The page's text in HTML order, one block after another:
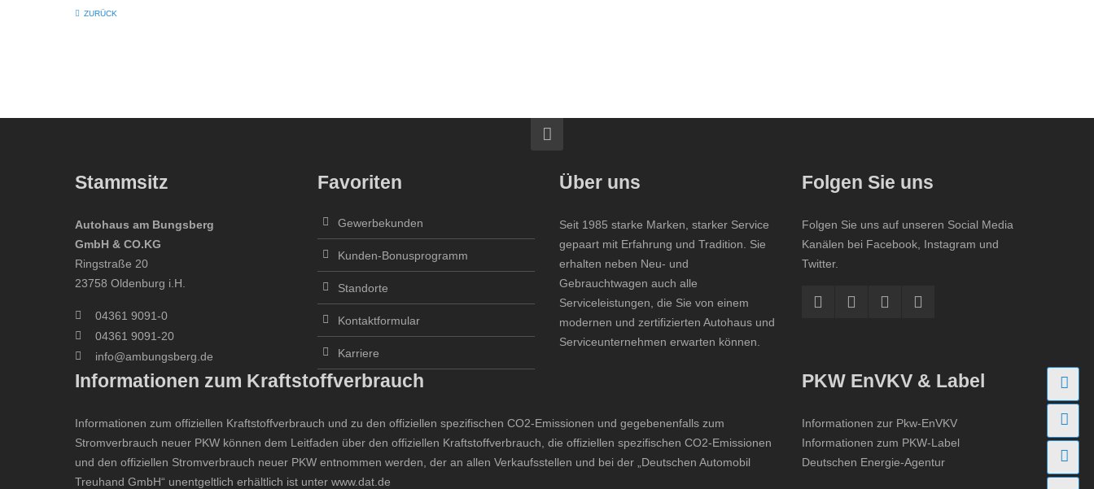
ZURÜCK
Stammsitz
Autohaus am Bungsberg
GmbH & CO.KG
Ringstraße 20
23758 Oldenburg i.H.
04361 9091-0
04361 9091-20
info@ambungsberg.de
Favoriten
Gewerbekunden
Kunden-Bonusprogramm
Standorte
Kontaktformular
Karriere
Über uns
Seit 1985 starke Marken, starker Service
gepaart mit Erfahrung und Tradition. Sie
erhalten neben Neu- und
Gebrauchtwagen auch alle
Serviceleistungen, die Sie von einem
modernen und zertifizierten Autohaus und
Serviceunternehmen erwarten können.
Folgen Sie uns
Folgen Sie uns auf unseren Social Media
Kanälen bei Facebook, Instagram und
Twitter.
Informationen zum Kraftstoffverbrauch
Informationen zum offiziellen Kraftstoffverbrauch und zu den offiziellen spezifischen CO2-Emissionen und gegebenenfalls zum
Stromverbrauch neuer PKW können dem Leitfaden über den offiziellen Kraftstoffverbrauch, die offiziellen spezifischen CO2-Emissionen
und den offiziellen Stromverbrauch neuer PKW entnommen werden, der an allen Verkaufsstellen und bei der „Deutschen Automobil
Treuhand GmbH“ unentgeltlich erhältlich ist unter www.dat.de
PKW EnVKV & Label
Informationen zur Pkw-EnVKV
Informationen zum PKW-Label
Deutschen Energie-Agentur